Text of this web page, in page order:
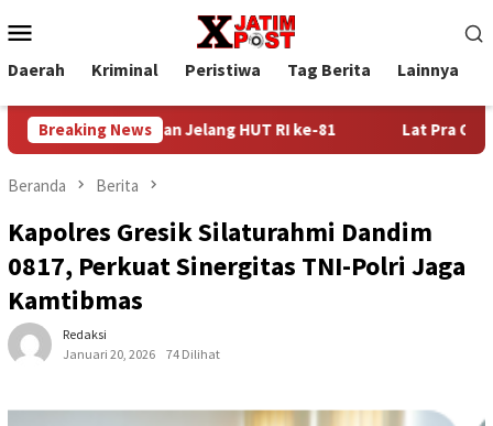
ke
kontenMobile
Daerah Kriminal Peristiwa Tag Berita Lainnya
Breaking News
Imbauan Jelang HUT RI ke-81 Lat Pra Ops Tumpas
Beranda Berita
Kapolres Gresik Silaturahmi Dandim
0817, Perkuat Sinergitas TNI-Polri Jaga
Kamtibmas
Redaksi
Januari 20, 2026
74 Dilihat